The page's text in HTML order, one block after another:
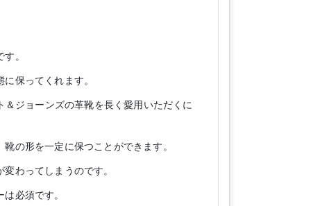
。
保ってくれます。
ジョーンズの革靴を長く愛用いただくに
の形を一定に保つことができます。
わってしまうのです。
必須です。